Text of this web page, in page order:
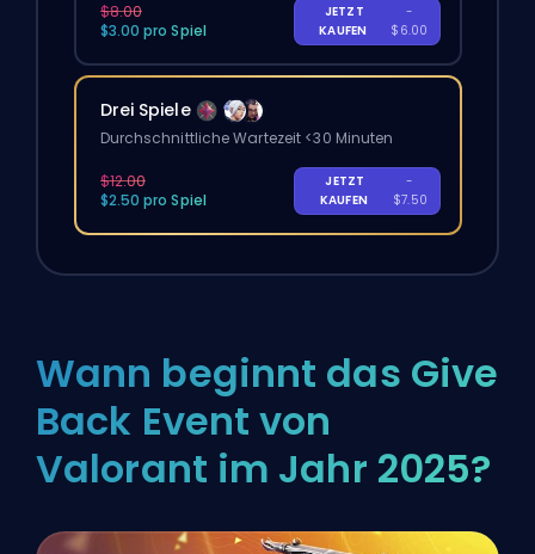
$8.00
$3.00 pro Spiel
JETZT
KAUFEN
-
$6.00
Drei Spiele
Durchschnittliche Wartezeit <30 Minuten
$12.00
$2.50 pro Spiel
JETZT
KAUFEN
-
$7.50
Wann beginnt das Give
Back Event von
Valorant im Jahr 2025?